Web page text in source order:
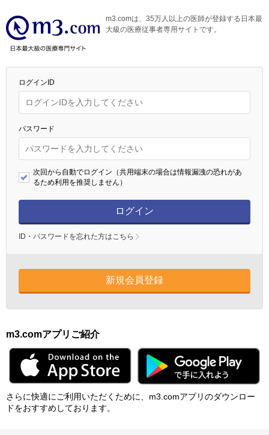
m3.comは、35万人以上の医師が登録する日本最
大級の医療従事者専用サイトです。
ログインID
パスワード
次回から自動でログイン（共用端末の場合は情報漏洩の恐れがあ
るため利用を推奨しません）
ログイン
ID・パスワードを忘れた方はこちら
新規会員登録
m3.comアプリご紹介
さらに快適にご利⽤いただくために、m3.comアプリのダウンロー
ドをおすすめしております。